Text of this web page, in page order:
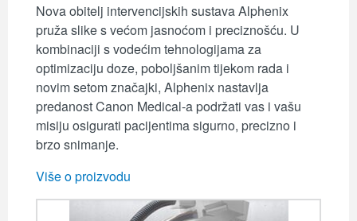
Nova obitelj intervencijskih sustava Alphenix
pruža slike s većom jasnoćom i preciznošću. U
kombinaciji s vodećim tehnologijama za
optimizaciju doze, poboljšanim tijekom rada i
novim setom značajki, Alphenix nastavlja
predanost Canon Medical-a podržati vas i vašu
misiju osigurati pacijentima sigurno, precizno i ​​
brzo snimanje.
Više o proizvodu